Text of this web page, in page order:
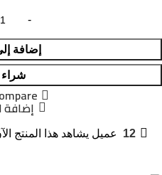
إضافة
شراء
12 عميل يشاهد هذا المنتج